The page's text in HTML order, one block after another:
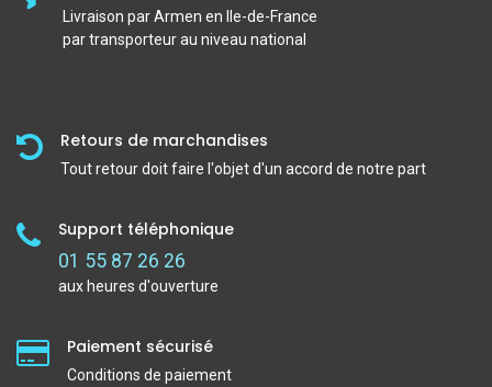
Livraison par Armen en Ile-de-France
par transporteur au niveau national
Retours de marchandises
Tout retour doit faire l'objet d'un accord de notre part
Support téléphonique
01 55 87 26 26
aux heures d'ouverture
Paiement sécurisé
Conditions de paiement